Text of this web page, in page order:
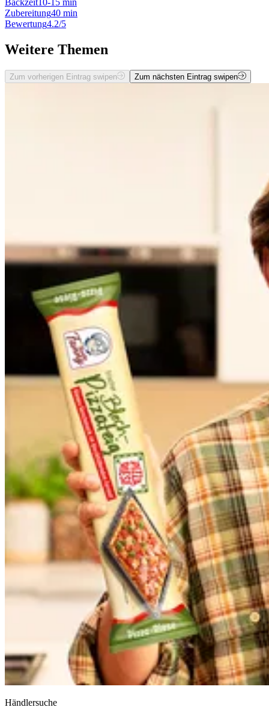
Backzeit 10-15 min
Zubereitung40 min
Bewertung4.2/5
Weitere Themen
Zum vorherigen Eintrag swipen Zum nächsten Eintrag swipen
Händlersuche